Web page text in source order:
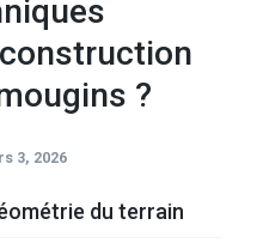
?
3, 2026
du terrain